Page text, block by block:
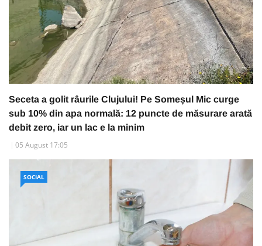
Seceta a golit râurile Clujului! Pe Someșul Mic curge
sub 10% din apa normală: 12 puncte de măsurare arată
debit zero, iar un lac e la minim
05 August 17:05
SOCIAL